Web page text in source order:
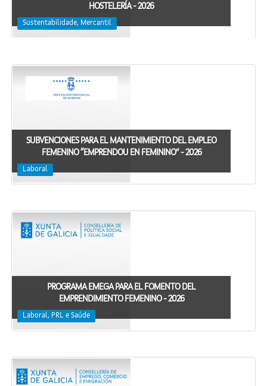
HOSTELERÍA - 2026
Sustentabilidade, Mercantil
SUBVENCIONES PARA EL MANTENIMIENTO DEL EMPLEO
FEMENINO “EMPRENDOU EN FEMININO” - 2026
Laboral
PROGRAMA EMEGA PARA EL FOMENTO DEL
EMPRENDIMIENTO FEMENINO - 2026
Laboral, PRL e Saúde